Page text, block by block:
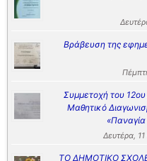
Βράβευση της
Συμμετοχή του
Μαθητικό
«Παναγία
Δευτέρα,
ΤΟ ΔΗΜΟΤΙΚΟ